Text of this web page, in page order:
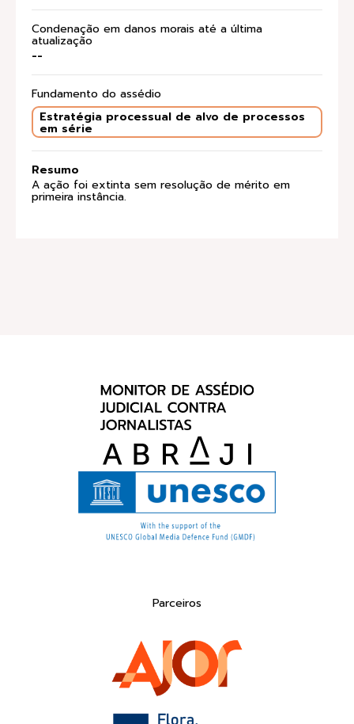
Condenação em danos morais até a última
atualização
--
Fundamento do assédio
Estratégia processual de alvo de processos
em série
Resumo
A ação foi extinta sem resolução de mérito em
primeira instância.
Parceiros